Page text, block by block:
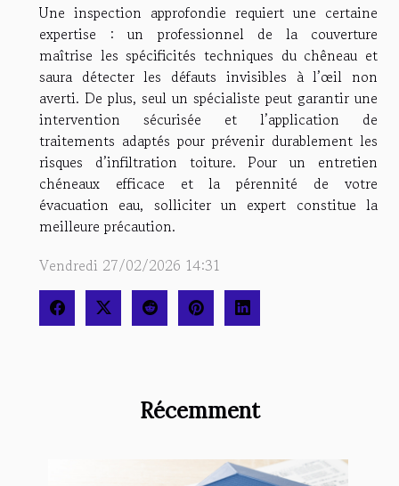
Récemment
Une inspection approfondie requiert une certaine
expertise : un professionnel de la couverture
maîtrise les spécificités techniques du chêneau et
saura détecter les défauts invisibles à l’œil non
averti. De plus, seul un spécialiste peut garantir une
intervention sécurisée et l’application de
traitements adaptés pour prévenir durablement les
risques d’infiltration toiture. Pour un entretien
chéneaux efficace et la pérennité de votre
évacuation eau, solliciter un expert constitue la
meilleure précaution.
Vendredi 27/02/2026 14:31